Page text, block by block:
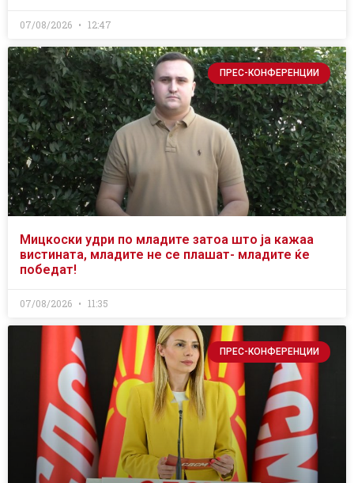
07/08/2026 12:47
ПРЕС-КОНФЕРЕНЦИИ
Мицкоски удри по младите затоа што ја кажаа
вистината, младите не се плашат- младите ќе
победат!
07/08/2026 11:35
ПРЕС-КОНФЕРЕНЦИИ